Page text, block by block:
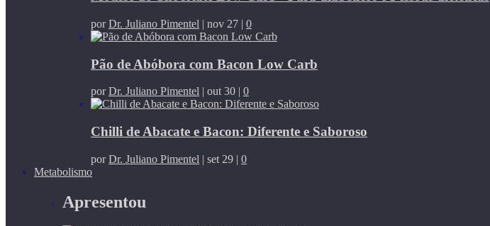
porDr. Juliano Pimentel | nov 27 | 0
Pão de Abóbora com Bacon Low Carb
porDr. Juliano Pimentel | out 30 | 0
Chilli de Abacate e Bacon: Diferente e Saboroso
porDr. Juliano Pimentel | set 29 | 0
Metabolismo
Apresentou